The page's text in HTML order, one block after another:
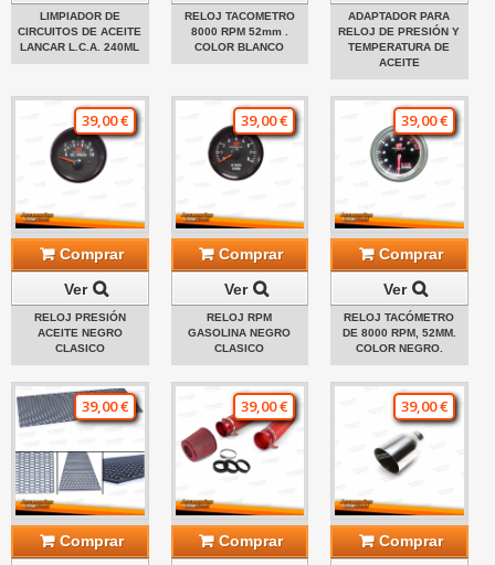
LIMPIADOR DE
CIRCUITOS DE ACEITE
LANCAR L.C.A. 240ML
RELOJ TACOMETRO
8000 RPM 52mm .
COLOR BLANCO
ADAPTADOR PARA
RELOJ DE PRESIÓN Y
TEMPERATURA DE
ACEITE
39,00 €
Comprar
Ver
RELOJ PRESIÓN
ACEITE NEGRO
CLASICO
39,00 €
Comprar
Ver
RELOJ RPM
GASOLINA NEGRO
CLASICO
39,00 €
Comprar
Ver
RELOJ TACÓMETRO
DE 8000 RPM, 52MM.
COLOR NEGRO.
39,00 €
Comprar
39,00 €
Comprar
39,00 €
Comprar